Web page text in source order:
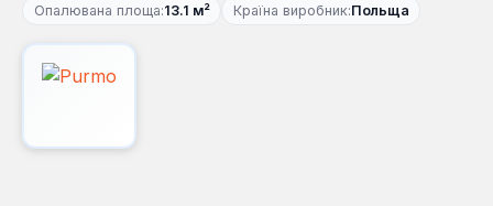
Опалювана площа:13.1 м² Країна виробник:Польща